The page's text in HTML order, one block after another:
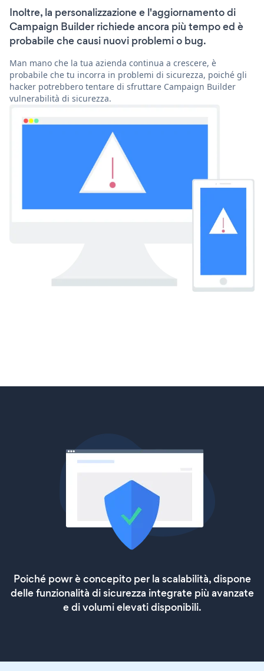
Inoltre, la personalizzazione e l'aggiornamento di
Campaign Builder richiede ancora più tempo ed è
probabile che causi nuovi problemi o bug.
Man mano che la tua azienda continua a crescere, è
probabile che tu incorra in problemi di sicurezza, poiché gli
hacker potrebbero tentare di sfruttare Campaign Builder
vulnerabilità di sicurezza.
Poiché powr è concepito per la scalabilità, dispone
delle funzionalità di sicurezza integrate più avanzate
e di volumi elevati disponibili.